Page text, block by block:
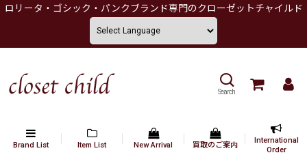
ロリータ・ゴシック・パンクブランド専門のクローゼットチャイルド
Search
Brand List Item List New Arrival 買取のご案内
International
Order